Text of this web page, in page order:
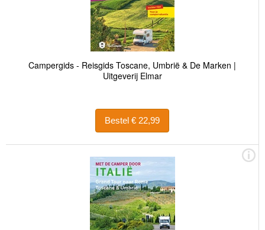
Campergids - Reisgids Toscane, Umbrië & De Marken |
Uitgeverij Elmar
Bestel € 22,99